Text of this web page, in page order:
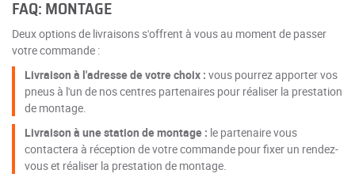
FAQ: MONTAGE
Deux options de livraisons s'offrent à vous au moment de passer
votre commande :
Livraison à l'adresse de votre choix : vous pourrez apporter vos
pneus à l'un de nos centres partenaires pour réaliser la prestation
de montage.
Livraison à une station de montage : le partenaire vous
contactera à réception de votre commande pour fixer un rendez-
vous et réaliser la prestation de montage.